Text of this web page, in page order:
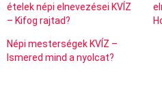
ételek népi elnevezései KVÍZ
– Kifog rajtad?
Népi mesterségek KVÍZ –
Ismered mind a nyolcat?